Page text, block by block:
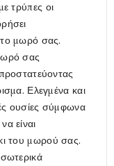
τρύπες οι
μωρό σας.
σας
Ελεγμένα και
ουσίες σύμφωνα
είναι
του μωρού σας.